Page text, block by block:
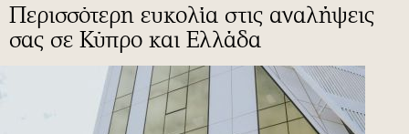
Περισσότερη ευκολία στις αναλήψεις
σας σε Κύπρο και Ελλάδα